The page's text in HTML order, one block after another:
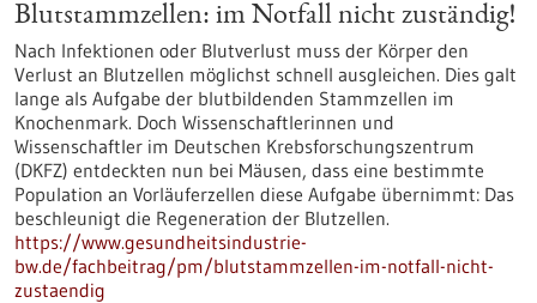
Blutstammzellen: im Notfall nicht zuständig!
Nach Infektionen oder Blutverlust muss der Körper den
Verlust an Blutzellen möglichst schnell ausgleichen. Dies galt
lange als Aufgabe der blutbildenden Stammzellen im
Knochenmark. Doch Wissenschaftlerinnen und
Wissenschaftler im Deutschen Krebsforschungszentrum
(DKFZ) entdeckten nun bei Mäusen, dass eine bestimmte
Population an Vorläuferzellen diese Aufgabe übernimmt: Das
beschleunigt die Regeneration der Blutzellen.
https://www.gesundheitsindustrie-
bw.de/fachbeitrag/pm/blutstammzellen-im-notfall-nicht-
zustaendig